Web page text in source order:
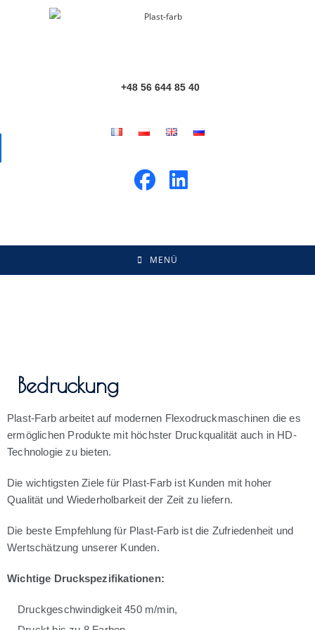
+48 56 644 85 40
MENÜ
Bedruckung
Plast-Farb arbeitet auf modernen Flexodruckmaschinen die es
ermöglichen Produkte mit höchster Druckqualität auch in HD-
Technologie zu bieten.
Die wichtigsten Ziele für Plast-Farb ist Kunden mit hoher
Qualität und Wiederholbarkeit der Zeit zu liefern.
Die beste Empfehlung für Plast-Farb ist die Zufriedenheit und
Wertschätzung unserer Kunden.
Wichtige Druckspezifikationen:
Druckgeschwindigkeit 450 m/min,